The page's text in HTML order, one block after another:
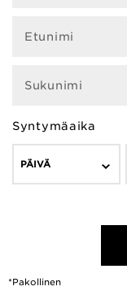
Etunimi
Sukunimi
Syntymäaika
PÄIVÄ
*Pakollinen